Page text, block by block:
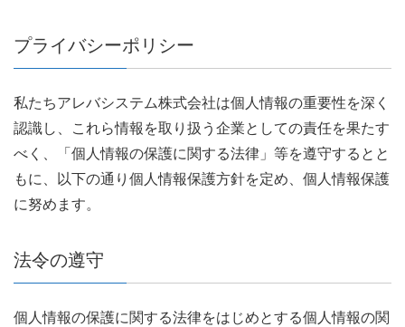
プライバシーポリシー
私たちアレバシステム株式会社は個人情報の重要性を深く
認識し、これら情報を取り扱う企業としての責任を果たす
べく、「個人情報の保護に関する法律」等を遵守するとと
もに、以下の通り個人情報保護方針を定め、個人情報保護
に努めます。
法令の遵守
個人情報の保護に関する法律をはじめとする個人情報の関